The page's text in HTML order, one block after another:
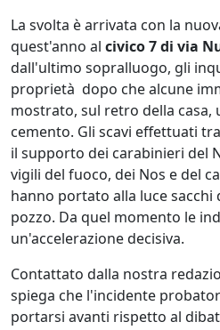
La svolta è arrivata con la
quest'anno al civico 7 di via
dall'ultimo sopralluogo, gli
proprietà dopo che alcune
mostrato, sul retro della casa,
cemento. Gli scavi effettuati
il supporto dei carabinieri del
vigili del fuoco, dei Nos e del
hanno portato alla luce sacchi
pozzo. Da quel momento le
un'accelerazione decisiva.
Contattato dalla nostra
spiega che l'incidente
portarsi avanti rispetto al